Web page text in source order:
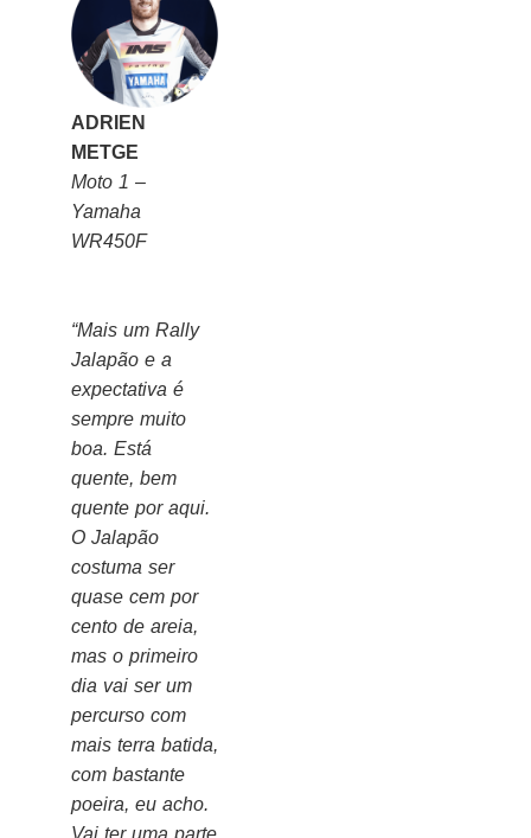
ADRIEN
METGE
Moto 1 –
Yamaha
WR450F
“Mais um Rally
Jalapão e a
expectativa é
sempre muito
boa. Está
quente, bem
quente por aqui.
O Jalapão
costuma ser
quase cem por
cento de areia,
mas o primeiro
dia vai ser um
percurso com
mais terra batida,
com bastante
poeira, eu acho.
Vai ter uma parte